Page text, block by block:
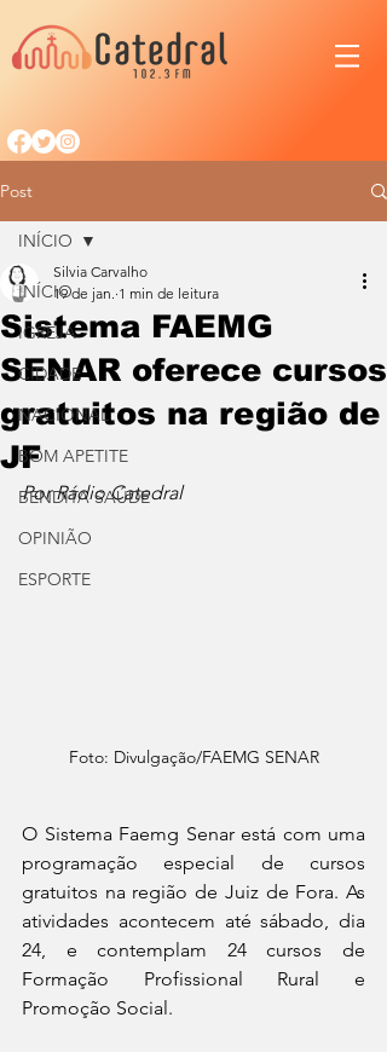
Post
INÍCIO
IGREJA
CIDADE
NACIONAL
BOM APETITE
BENDITA SAÚDE
OPINIÃO
ESPORTE
INÍCIO
Sistema FAEMG
SENAR oferece cursos
gratuitos na região de
JF
Silvia Carvalho
19 de jan. 1 min de leitura
Por Rádio Catedral
Foto: Divulgação/FAEMG SENAR
O Sistema Faemg Senar está com uma
programação especial de cursos
gratuitos na região de Juiz de Fora. As
atividades acontecem até sábado, dia
24, e contemplam 24 cursos de
Formação Profissional Rural e
Promoção Social.